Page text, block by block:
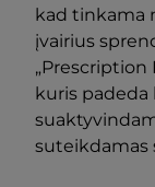
kad tinkama
įvairius
„Prescription
kuris padeda
suteikdamas